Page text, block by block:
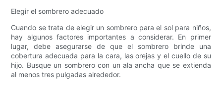
Elegir el sombrero adecuado
Cuando se trata de elegir un sombrero para el sol para niños,
hay algunos factores importantes a considerar. En primer
lugar, debe asegurarse de que el sombrero brinde una
cobertura adecuada para la cara, las orejas y el cuello de su
hijo. Busque un sombrero con un ala ancha que se extienda
al menos tres pulgadas alrededor.